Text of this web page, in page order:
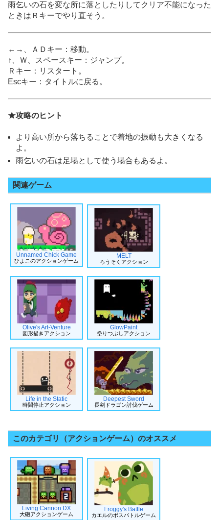
雨乞いの石を変な所に落としたりしてクリア不能になった
ときはＲキーでやり直そう。
←→、ＡＤキー：移動。
↑、Ｗ、スペースキー：ジャンプ。
Ｒキー：リスタート。
Escキー：タイトルに戻る。
★攻略のヒント
より高い所から落ちることで着地の振動も大きくなる
よ。
雨乞いの石は足場として使う場合もあるよ。
関連ゲーム
Unnamed Chick Game
ひよこのアクションゲーム
MELT
ろうそくアクション
Olive's Art-Venture
図形描きアクション
GlowPaint
塗りつぶしアクション
Life in the Static
時間停止アクション
Deepest Sword
長剣ドラゴン討伐ゲーム
このカテゴリ（アクションゲーム）のオススメ
Living Cannon DX
大砲アクションゲーム
Froggy's Battle
カエルのボスバトルゲーム